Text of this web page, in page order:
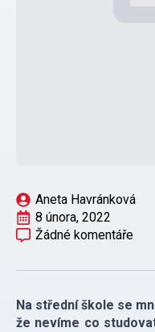
Aneta Havránková
8 února, 2022
Žádné komentáře
Na střední škole se
že nevíme co